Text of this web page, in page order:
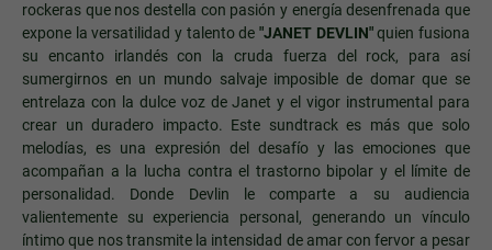
rockeras que nos destella con pasión y energía desenfrenada que
expone la versatilidad y talento de "JANET DEVLIN"quien fusiona
su encanto irlandés con la cruda fuerza del rock, para así
sumergirnos en un mundo salvaje imposible de domar que se
entrelaza con la dulce voz de Janet y el vigor instrumental para
crear un duradero impacto. Este sundtrack es más que solo
melodías, es una expresión del desafío y las emociones que
acompañan a la lucha contra el trastorno bipolar y el límite de
personalidad. Donde Devlin le comparte a su audiencia
valientemente su experiencia personal, generando un vínculo
íntimo que nos transmite la intensidad de amar con fervor a pesar